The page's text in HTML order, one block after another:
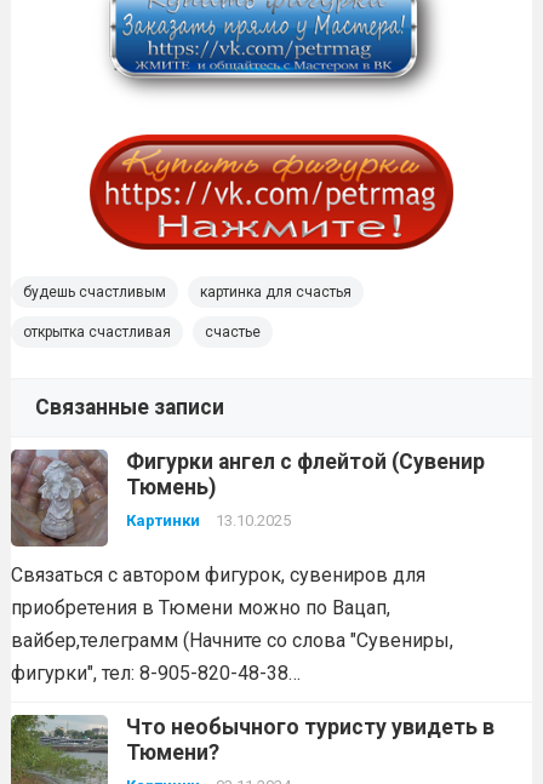
будешь счастливым картинка для счастья
открытка счастливая счастье
Связанные записи
Фигурки ангел с флейтой (Сувенир
Тюмень)
Картинки 13.10.2025
Связаться с автором фигурок, сувениров для
приобретения в Тюмени можно по Вацап,
вайбер,телеграмм (Начните со слова "Сувениры,
фигурки", тел: 8-905-820-48-38…
Что необычного туристу увидеть в
Тюмени?